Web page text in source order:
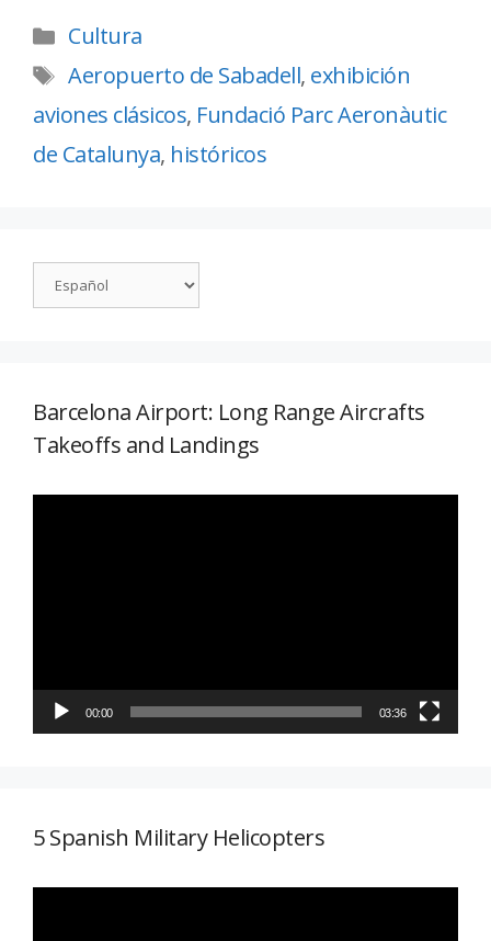
Cultura
Aeropuerto de Sabadell, exhibición
aviones clásicos, Fundació Parc Aeronàutic
de Catalunya, históricos
Barcelona Airport: Long Range Aircrafts
Takeoffs and Landings
00:00 03:36
5 Spanish Military Helicopters